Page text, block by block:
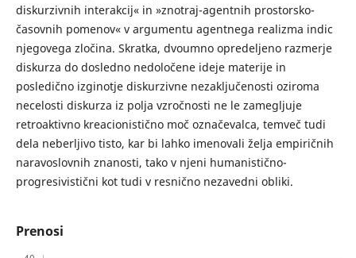
diskurzivnih interakcij« in »znotraj-agentnih prostorsko-
časovnih pomenov« v argumentu agentnega realizma indic
njegovega zločina. Skratka, dvoumno opredeljeno razmerje
diskurza do dosledno nedoločene ideje materije in
posledično izginotje diskurzivne nezaključenosti oziroma
necelosti diskurza iz polja vzročnosti ne le zamegljuje
retroaktivno kreacionistično moč označevalca, temveč tudi
dela neberljivo tisto, kar bi lahko imenovali želja empiričnih
naravoslovnih znanosti, tako v njeni humanistično-
progresivistični kot tudi v resnično nezavedni obliki.
Prenosi